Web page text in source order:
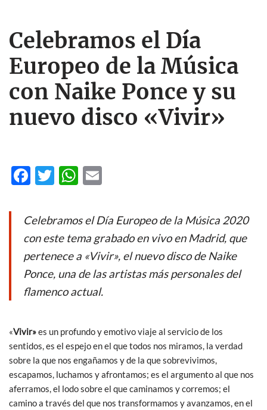
Celebramos el Día
Europeo de la Música
con Naike Ponce y su
nuevo disco «Vivir»
F
e
b
o
o
k
T
itt
er
W
at
s
A
p
p
ail
Celebramos el Día Europeo de la Música 2020
con este tema grabado en vivo en Madrid, que
pertenece a «Vivir», el nuevo disco de Naike
Ponce, una de las artistas más personales del
flamenco actual.
«Vivir»es un profundo y emotivo viaje al servicio de los
sentidos, es el espejo en el que todos nos miramos, la verdad
sobre la que nos engañamos y de la que sobrevivimos,
escapamos, luchamos y afrontamos; es el argumento al que nos
aferramos, el lodo sobre el que caminamos y corremos; el
camino a través del que nos transformamos y avanzamos, en el